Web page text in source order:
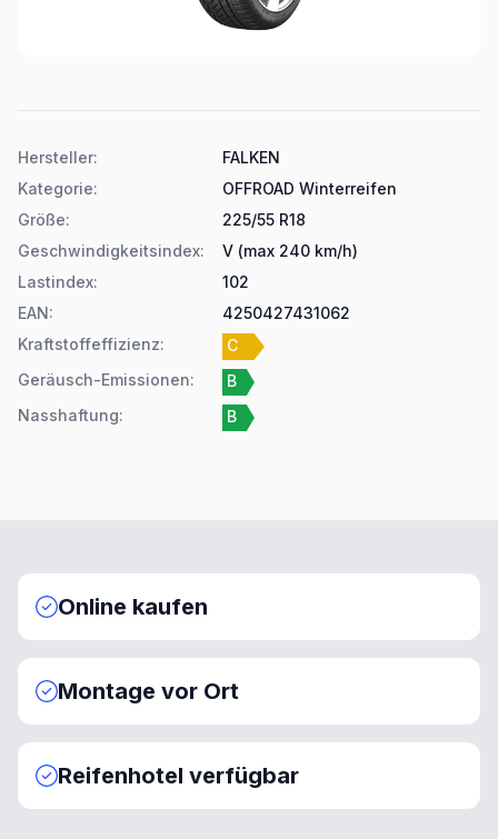
Hersteller:
FALKEN
Kategorie:
OFFROAD Winterreifen
Größe:
225/55 R18
Geschwindigkeitsindex:
V (max 240 km/h)
Lastindex:
102
EAN:
4250427431062
Kraftstoffeffizienz:
C
Geräusch-Emissionen:
B
Nasshaftung: B
Online kaufen
Montage vor Ort
Reifenhotel verfügbar